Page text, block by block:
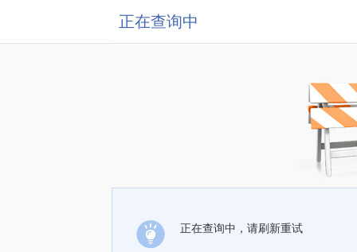
正在查询中
正在查询中，请刷新重试